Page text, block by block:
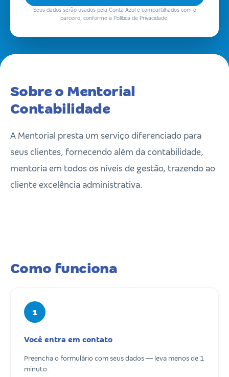
Seus dados serão usados pela Conta Azul e compartilhados com o
parceiro, conforme a Política de Privacidade.
Sobre o Mentorial
Contabilidade
A Mentorial presta um serviço diferenciado para
seus clientes, fornecendo além da contabilidade,
mentoria em todos os níveis de gestão, trazendo ao
cliente excelência administrativa.
Como funciona
1
Você entra em contato
Preencha o formulário com seus dados — leva menos de 1
minuto.